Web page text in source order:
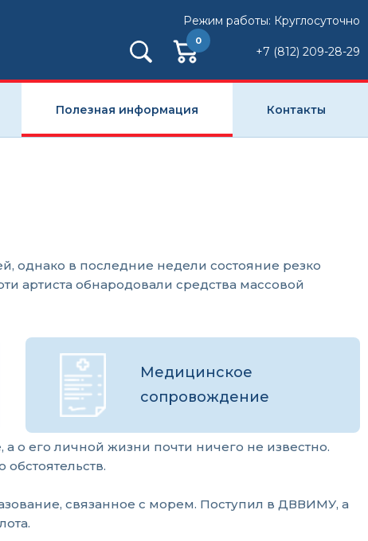
Режим работы: Круглосуточно
0
+7 (812) 209-28-29
Полезная информация Контакты
однако в последние недели состояние резко
артиста обнародовали средства массовой
Медицинское
сопровождение
о его личной жизни почти ничего не известно.
связанное с морем. Поступил в ДВВИМУ, а